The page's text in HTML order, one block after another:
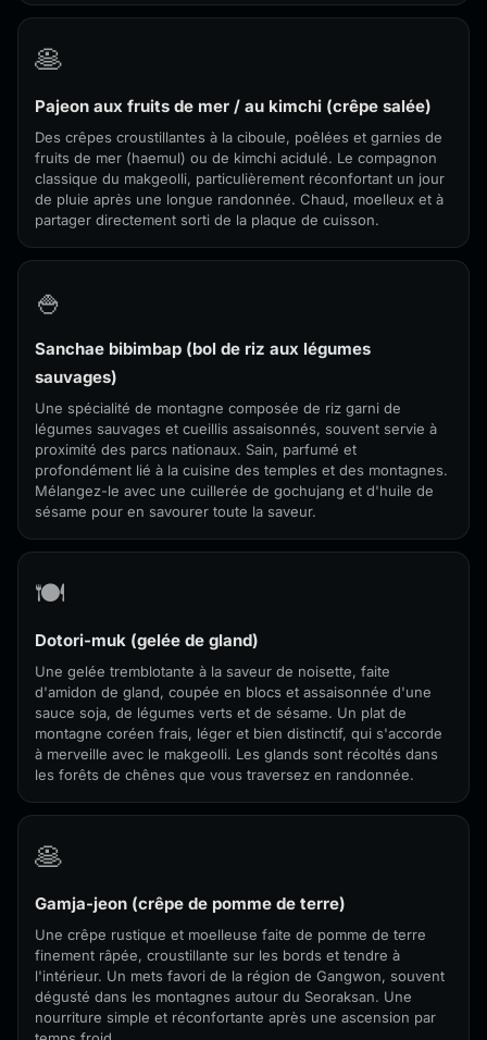
🥞
Pajeon aux fruits de mer / au kimchi (crêpe salée)
Des crêpes croustillantes à la ciboule, poêlées et garnies de
fruits de mer (haemul) ou de kimchi acidulé. Le compagnon
classique du makgeolli, particulièrement réconfortant un jour
de pluie après une longue randonnée. Chaud, moelleux et à
partager directement sorti de la plaque de cuisson.
🍚
Sanchae bibimbap (bol de riz aux légumes
sauvages)
Une spécialité de montagne composée de riz garni de
légumes sauvages et cueillis assaisonnés, souvent servie à
proximité des parcs nationaux. Sain, parfumé et
profondément lié à la cuisine des temples et des montagnes.
Mélangez-le avec une cuillerée de gochujang et d'huile de
sésame pour en savourer toute la saveur.
🍽️
Dotori-muk (gelée de gland)
Une gelée tremblotante à la saveur de noisette, faite
d'amidon de gland, coupée en blocs et assaisonnée d'une
sauce soja, de légumes verts et de sésame. Un plat de
montagne coréen frais, léger et bien distinctif, qui s'accorde
à merveille avec le makgeolli. Les glands sont récoltés dans
les forêts de chênes que vous traversez en randonnée.
🥞
Gamja-jeon (crêpe de pomme de terre)
Une crêpe rustique et moelleuse faite de pomme de terre
finement râpée, croustillante sur les bords et tendre à
l'intérieur. Un mets favori de la région de Gangwon, souvent
dégusté dans les montagnes autour du Seoraksan. Une
nourriture simple et réconfortante après une ascension par